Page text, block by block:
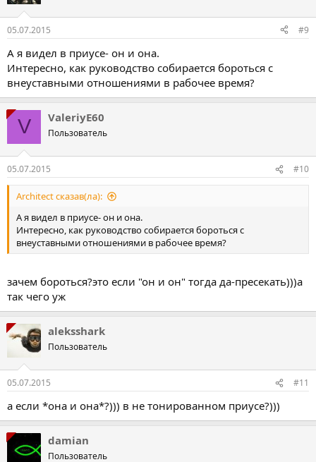
05.07.2015 #9
А я видел в приусе- он и она.
Интересно, как руководство собирается бороться с
внеуставными отношениями в рабочее время?
V ValeriyE60
Пользователь
05.07.2015 #10
Architect сказав(ла):
А я видел в приусе- он и она.
Интересно, как руководство собирается бороться с
внеуставными отношениями в рабочее время?
зачем бороться?это если "он и он" тогда да-пресекать)))а
так чего уж
aleksshark
Пользователь
05.07.2015 #11
а если *она и она*?))) в не тонированном приусе?)))
damian
Пользователь